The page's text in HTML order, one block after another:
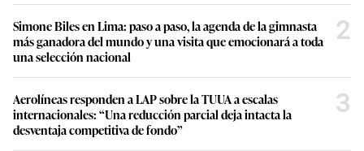
Simone Biles en Lima: paso a paso, la agenda de la gimnasta
más ganadora del mundo y una visita que emocionará a toda
una selección nacional
2
Aerolíneas responden a LAP sobre la TUUA a escalas
internacionales: “Una reducción parcial deja intacta la
desventaja competitiva de fondo”
3